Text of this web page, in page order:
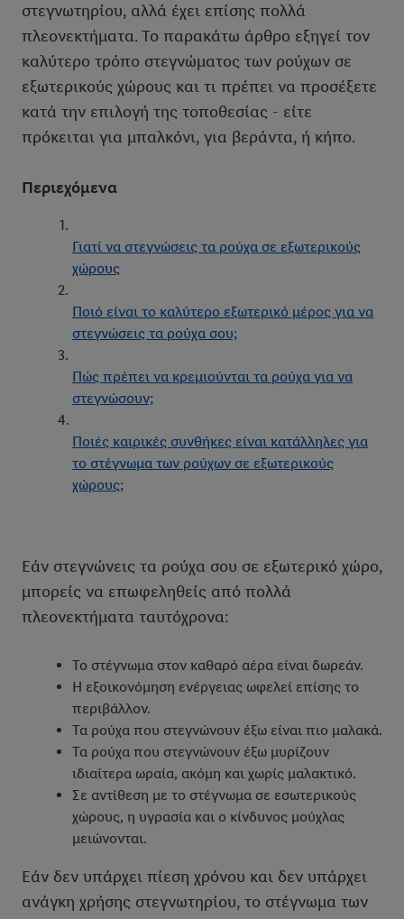
στεγνωτηρίου, αλλά έχει επίσης πολλά
πλεονεκτήματα. Το παρακάτω άρθρο εξηγεί τον
καλύτερο τρόπο στεγνώματος των ρούχων σε
εξωτερικούς χώρους και τι πρέπει να προσέξετε
κατά την επιλογή της τοποθεσίας - είτε
πρόκειται για μπαλκόνι, για βεράντα, ή κήπο.
Περιεχόμενα
Γιατί να στεγνώσεις τα ρούχα σε εξωτερικούς
χώρους
Ποιό είναι το καλύτερο εξωτερικό μέρος για να
στεγνώσεις τα ρούχα σου;
Πώς πρέπει να κρεμιούνται τα ρούχα για να
στεγνώσουν;
Ποιές καιρικές συνθήκες είναι κατάλληλες για
το στέγνωμα των ρούχων σε εξωτερικούς
χώρους;
Εάν στεγνώνεις τα ρούχα σου σε εξωτερικό χώρο,
μπορείς να επωφεληθείς από πολλά
πλεονεκτήματα ταυτόχρονα:
Το στέγνωμα στον καθαρό αέρα είναι δωρεάν.
Η εξοικονόμηση ενέργειας ωφελεί επίσης το
περιβάλλον.
Τα ρούχα που στεγνώνουν έξω είναι πιο μαλακά.
Τα ρούχα που στεγνώνουν έξω μυρίζουν
ιδιαίτερα ωραία, ακόμη και χωρίς μαλακτικό.
Σε αντίθεση με το στέγνωμα σε εσωτερικούς
χώρους, η υγρασία και ο κίνδυνος μούχλας
μειώνονται.
Εάν δεν υπάρχει πίεση χρόνου και δεν υπάρχει
ανάγκη χρήσης στεγνωτηρίου, το στέγνωμα των